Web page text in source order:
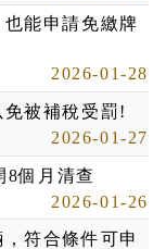
能申請免繳牌
2026-01-28
被補稅受罰!
2026-01-27
8個月清查
2026-01-26
符合條件可申